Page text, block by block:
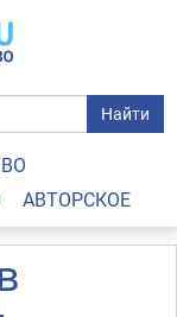
Найти
АВТОРСКОЕ